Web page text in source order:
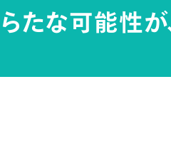
たな可能性が